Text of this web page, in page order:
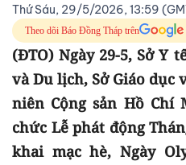
Thứ Sáu, 29/5/2026, 13:59
Theo dõi Báo Đồng Tháp trên
(ĐTO) Ngày 29-5, Sở Y
và Du lịch, Sở Giáo dục
niên Cộng sản Hồ
chức Lễ phát động
khai mạc hè, Ngày